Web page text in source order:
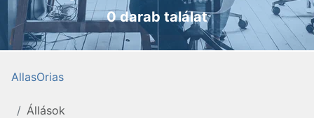
0 darab találat
AllasOrias
Állások